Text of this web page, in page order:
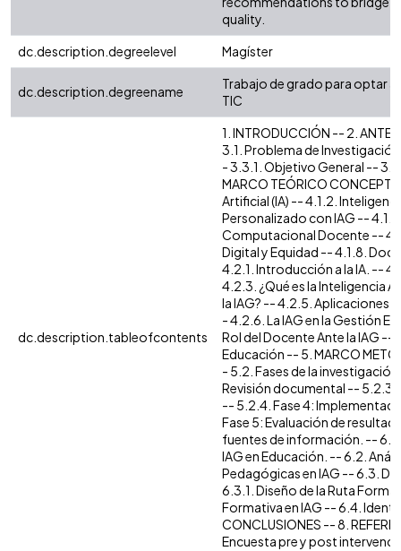
quality.
dc.description.degreelevel
Magíster
dc.description.degreename
Trabajo de grado para optar
TIC
dc.description.tableofcontents
1. INTRODUCCIÓN -- 2.
3.1. Problema de
- 3.3.1. Objetivo General --
MARCO TEÓRICO
Artificial (IA) -- 4.1.2.
Personalizado con IAG --
Computacional Docente --
Digital y Equidad -- 4.1.8.
4.2.1. Introducción a la IA. --
4.2.3. ¿Qué es la Inteligencia
la IAG? -- 4.2.5. Aplicaciones
- 4.2.6. La IAG en la Gestión
Rol del Docente Ante la IAG --
Educación -- 5. MARCO
- 5.2. Fases de la
Revisión documental -- 5.2.3.
-- 5.2.4. Fase 4:
Fase 5: Evaluación de
fuentes de información. -- 6.
IAG en Educación. -- 6.2.
Pedagógicas en IAG -- 6.3.
6.3.1. Diseño de la Ruta
Formativa en IAG -- 6.4.
CONCLUSIONES -- 8.
Encuesta pre y post